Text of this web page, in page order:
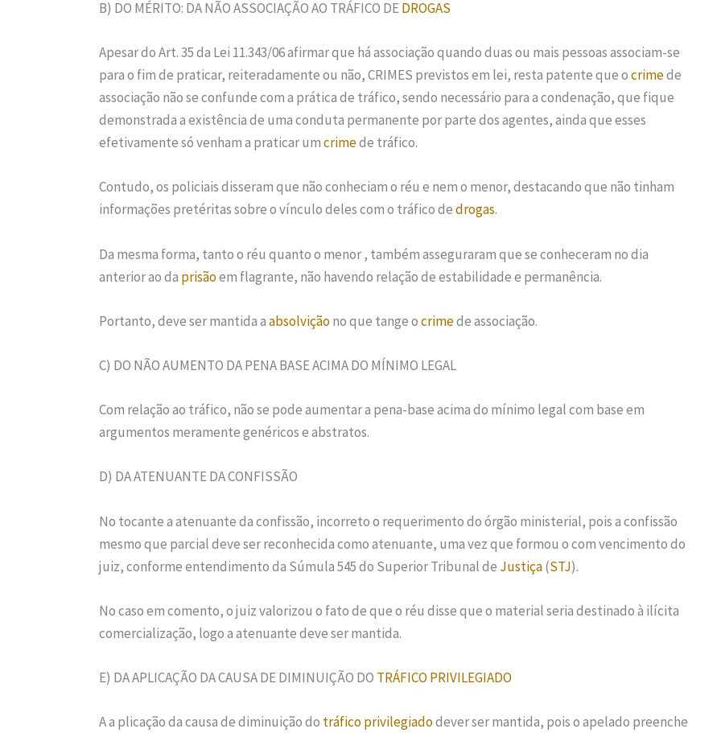
B) DO MÉRITO: DA NÃO ASSOCIAÇÃO AO TRÁFICO DEDROGAS
Apesar do Art. 35 da Lei 11.343/06 afirmar que há associação quando duas ou mais pessoas associam-se
para o fim de praticar, reiteradamente ou não, CRIMES previstos em lei, resta patente que ocrimede
associação não se confunde com a prática de tráfico, sendo necessário para a condenação, que fique
demonstrada a existência de uma conduta permanente por parte dos agentes, ainda que esses
efetivamente só venham a praticar umcrimede tráfico.
Contudo, os policiais disseram que não conheciam o réu e nem o menor, destacando que não tinham
informações pretéritas sobre o vínculo deles com o tráfico dedrogas.
Da mesma forma, tanto o réu quanto o menor , também asseguraram que se conheceram no dia
anterior ao da prisãoem flagrante, não havendo relação de estabilidade e permanência.
Portanto, deve ser mantida aabsolviçãono que tange ocrimede associação.
C) DO NÃO AUMENTO DA PENA BASE ACIMA DO MÍNIMO LEGAL
Com relação ao tráfico, não se pode aumentar a pena-base acima do mínimo legal com base em
argumentos meramente genéricos e abstratos.
D) DA ATENUANTE DA CONFISSÃO
No tocante a atenuante da confissão, incorreto o requerimento do órgão ministerial, pois a confissão
mesmo que parcial deve ser reconhecida como atenuante, uma vez que formou o com vencimento do
juiz, conforme entendimento da Súmula 545 do Superior Tribunal de Justiça(STJ).
No caso em comento, o juiz valorizou o fato de que o réu disse que o material seria destinado à ilícita
comercialização, logo a atenuante deve ser mantida.
E) DA APLICAÇÃO DA CAUSA DE DIMINUIÇÃO DO TRÁFICO PRIVILEGIADO
A a plicação da causa de diminuição do tráfico privilegiadodever ser mantida, pois o apelado preenche